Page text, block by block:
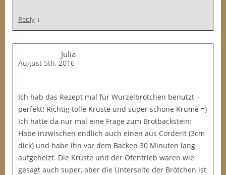
Reply ↓
Julia
August 5th, 2016
Ich hab das Rezept mal für Wurzelbrötchen benutzt –
perfekt! Richtig tolle Kruste und super schöne Krume =)
Ich hätte da nur mal eine Frage zum Brotbackstein:
Habe inzwischen endlich auch einen aus Corderit (3cm
dick) und habe ihn vor dem Backen 30 Minuten lang
aufgeheizt. Die Kruste und der Ofentrieb waren wie
gesagt auch super, aber die Unterseite der Brötchen ist